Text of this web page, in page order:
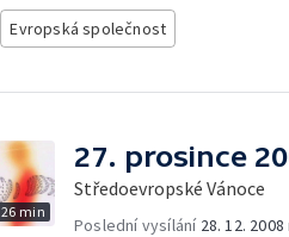
Evropská společnost
26 min
27. prosince
Středoevropské Vánoce
Poslední vysílání 28. 12. 2008